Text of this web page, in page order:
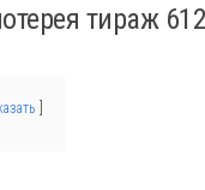
тираж